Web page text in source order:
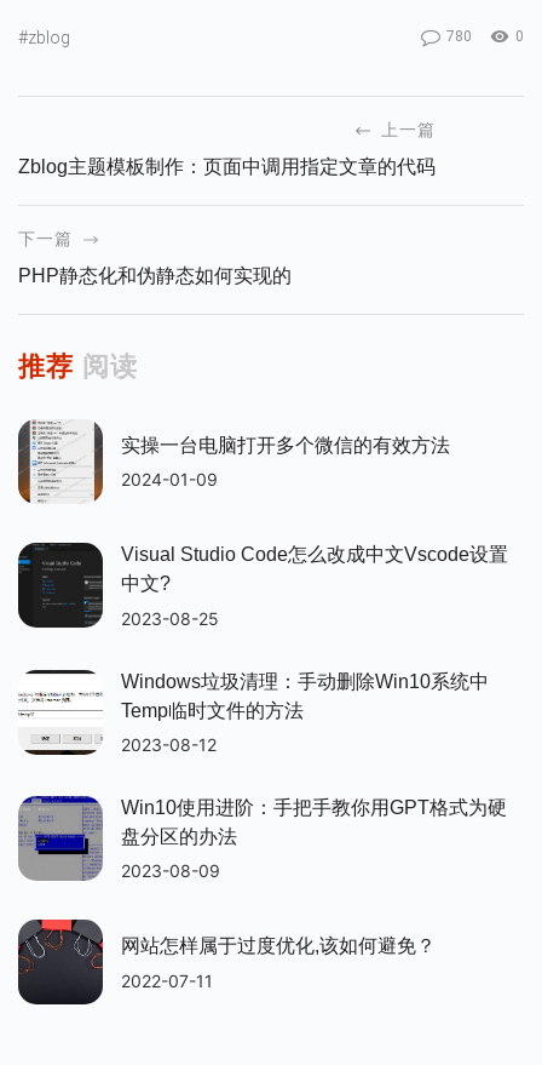
#zblog 780 0
上一篇
Zblog主题模板制作：页面中调用指定文章的代码
下一篇
PHP静态化和伪静态如何实现的
推荐 阅读
实操一台电脑打开多个微信的有效方法
2024-01-09
Visual Studio Code怎么改成中文vscode设置
中文?
2023-08-25
Windows垃圾清理：手动删除win10系统中
Temp临时文件的方法
2023-08-12
Win10使用进阶：手把手教你用GPT格式为硬
盘分区的办法
2023-08-09
网站怎样属于过度优化,该如何避免？
2022-07-11